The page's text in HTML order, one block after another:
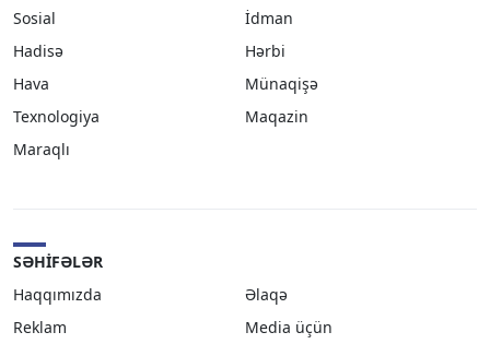
Sosial
İdman
Hadisə
Hərbi
Hava
Münaqişə
Texnologiya
Maqazin
Maraqlı
SƏHIFƏLƏR
Haqqımızda
Əlaqə
Reklam
Media üçün